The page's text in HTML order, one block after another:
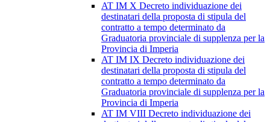
AT IM X Decreto individuazione dei
destinatari della proposta di stipula del
contratto a tempo determinato da
Graduatoria provinciale di supplenza per la
Provincia di Imperia
AT IM IX Decreto individuazione dei
destinatari della proposta di stipula del
contratto a tempo determinato da
Graduatoria provinciale di supplenza per la
Provincia di Imperia
AT IM VIII Decreto individuazione dei